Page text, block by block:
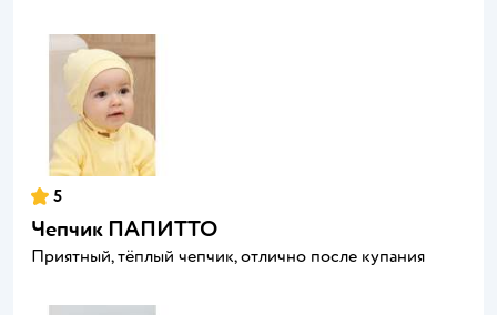
5
Чепчик ПАПИТТО
Приятный, тёплый чепчик, отлично после купания